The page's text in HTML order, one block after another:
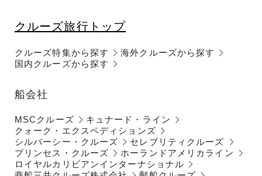
クルーズ旅行トップ
クルーズ特集から探す
国内クルーズから探す
海外クルーズから探す
船会社
MSCクルーズ
キュナード・ライン
クォーク・エクスペディションズ
シルバーシー・クルーズ
セレブリティクルーズ
プリンセス・クルーズ
ホーランドアメリカライン
ロイヤルカリビアンインターナショナル